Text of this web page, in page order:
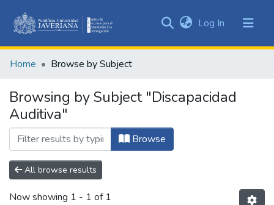
&
All of DSpace
Log In (current)
Home Browse by Subject
Browsing by Subject "Discapacidad
Auditiva"
Browse
All browse results
Now showing 1 - 1 of 1